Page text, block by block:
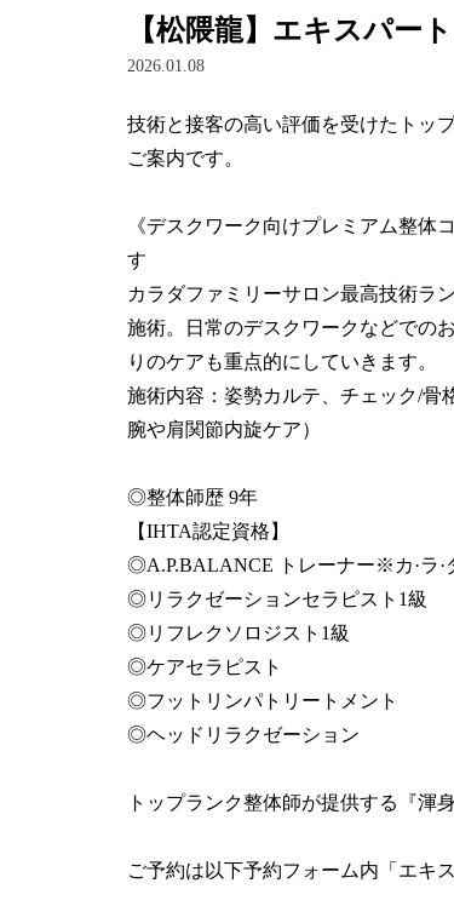
【松隈龍】エキスパー
2026.01.08
技術と接客の高い評価を受けたトッ
ご案内です。
《デスクワーク向けプレミアム整体
す
カラダファミリーサロン最高技術ラ
施術。日常のデスクワークなどでの
りのケアも重点的にしていきます。
施術内容：姿勢カルテ、チェック/骨
腕や肩関節内旋ケア）
◎整体師歴 9年
【IHTA認定資格】
◎A.P.BALANCE トレーナー※カ·ラ·
◎リラクゼーションセラピスト1級
◎リフレクソロジスト1級
◎ケアセラピスト
◎フットリンパトリートメント
◎ヘッドリラクゼーション
トップランク整体師が提供する『渾
ご予約は以下予約フォーム内「エキ